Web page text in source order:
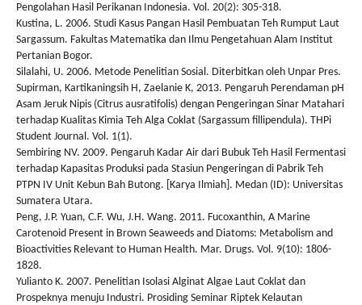
Pengolahan Hasil Perikanan Indonesia. Vol. 20(2): 305-318.
Kustina, L. 2006. Studi Kasus Pangan Hasil Pembuatan Teh Rumput Laut
Sargassum. Fakultas Matematika dan Ilmu Pengetahuan Alam Institut
Pertanian Bogor.
Silalahi, U. 2006. Metode Penelitian Sosial. Diterbitkan oleh Unpar Pres.
Supirman, Kartikaningsih H, Zaelanie K, 2013. Pengaruh Perendaman pH
Asam Jeruk Nipis (Citrus ausratifolis) dengan Pengeringan Sinar Matahari
terhadap Kualitas Kimia Teh Alga Coklat (Sargassum fillipendula). THPi
Student Journal. Vol. 1(1).
Sembiring NV. 2009. Pengaruh Kadar Air dari Bubuk Teh Hasil Fermentasi
terhadap Kapasitas Produksi pada Stasiun Pengeringan di Pabrik Teh
PTPN IV Unit Kebun Bah Butong. [Karya Ilmiah]. Medan (ID): Universitas
Sumatera Utara.
Peng, J.P. Yuan, C.F. Wu, J.H. Wang. 2011. Fucoxanthin, A Marine
Carotenoid Present in Brown Seaweeds and Diatoms: Metabolism and
Bioactivities Relevant to Human Health. Mar. Drugs. Vol. 9(10): 1806-
1828.
Yulianto K. 2007. Penelitian Isolasi Alginat Algae Laut Coklat dan
Prospeknya menuju Industri. Prosiding Seminar Riptek Kelautan